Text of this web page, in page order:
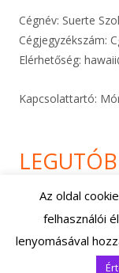
Cégnév: Suerte
Cégjegyzékszám:
Elérhetőség:
Kapcsolattartó:
Footer
UsingTiny
Az oldal
felhasználói
lenyomásával